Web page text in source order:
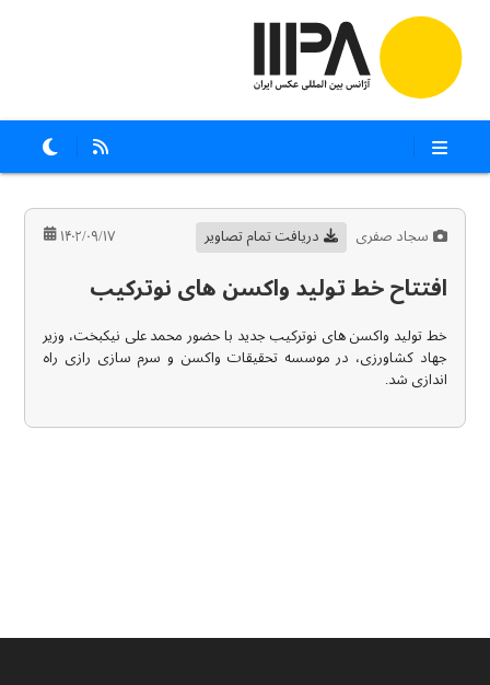
سجاد صفری دریافت تمام تصاویر ۱۴۰۲/۰۹/۱۷
افتتاح خط تولید واکسن های نوترکیب
خط تولید واکسن های نوترکیب جدید با حضور محمد علی نیکبخت، وزیر
جهاد کشاورزی، در موسسه تحقیقات واکسن و سرم سازی رازی راه
اندازی شد.